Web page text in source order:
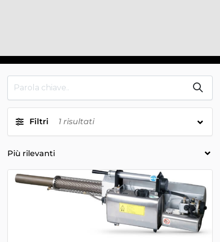
Filtri 1 risultati